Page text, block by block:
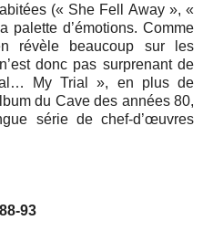
(« She Fell Away », «
palette d’émotions. Comme
révèle beaucoup sur les
donc pas surprenant de
My Trial », en plus de
du Cave des années 80,
série de chef-d’œuvres
93